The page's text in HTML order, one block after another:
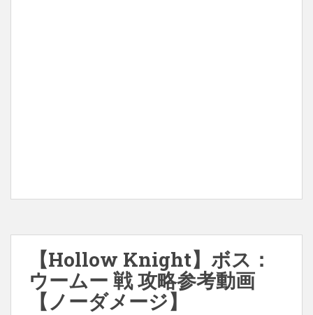
【Hollow Knight】ボス：
ウームー 戦 攻略参考動画
【ノーダメージ】